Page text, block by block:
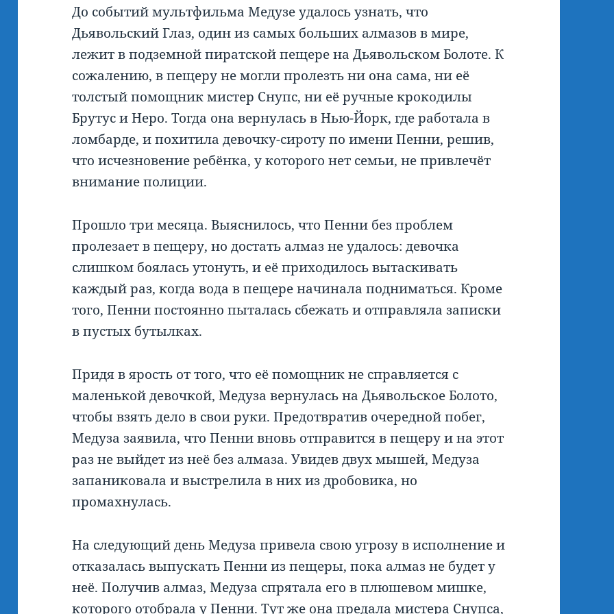
До событий мультфильма Медузе удалось узнать, что
Дьявольский Глаз, один из самых больших алмазов в мире,
лежит в подземной пиратской пещере на Дьявольском Болоте. К
сожалению, в пещеру не могли пролезть ни она сама, ни её
толстый помощник мистер Снупс, ни её ручные крокодилы
Брутус и Неро. Тогда она вернулась в Нью-Йорк, где работала в
ломбарде, и похитила девочку-сироту по имени Пенни, решив,
что исчезновение ребёнка, у которого нет семьи, не привлечёт
внимание полиции.
Прошло три месяца. Выяснилось, что Пенни без проблем
пролезает в пещеру, но достать алмаз не удалось: девочка
слишком боялась утонуть, и её приходилось вытаскивать
каждый раз, когда вода в пещере начинала подниматься. Кроме
того, Пенни постоянно пыталась сбежать и отправляла записки
в пустых бутылках.
Придя в ярость от того, что её помощник не справляется с
маленькой девочкой, Медуза вернулась на Дьявольское Болото,
чтобы взять дело в свои руки. Предотвратив очередной побег,
Медуза заявила, что Пенни вновь отправится в пещеру и на этот
раз не выйдет из неё без алмаза. Увидев двух мышей, Медуза
запаниковала и выстрелила в них из дробовика, но
промахнулась.
На следующий день Медуза привела свою угрозу в исполнение и
отказалась выпускать Пенни из пещеры, пока алмаз не будет у
неё. Получив алмаз, Медуза спрятала его в плюшевом мишке,
которого отобрала у Пенни. Тут же она предала мистера Снупса,